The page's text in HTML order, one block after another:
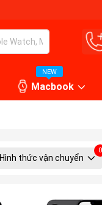
NEW
Macbook
Hình thức vận chuyển
0